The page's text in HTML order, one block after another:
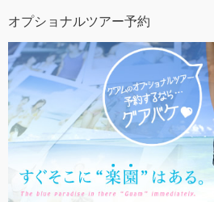
オプショナルツアー予約